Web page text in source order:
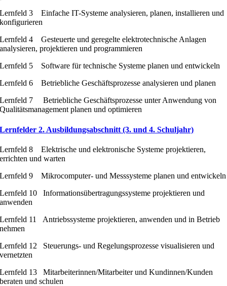
Lernfeld 3 Einfache IT-Systeme analysieren, planen, installieren und
konfigurieren
Lernfeld 4 Gesteuerte und geregelte elektrotechnische Anlagen
analysieren, projektieren und programmieren
Lernfeld 5 Software für technische Systeme planen und entwickeln
Lernfeld 6 Betriebliche Geschäftsprozesse analysieren und planen
Lernfeld 7 Betriebliche Geschäftsprozesse unter Anwendung von
Qualitätsmanagement planen und optimieren
Lernfelder 2. Ausbildungsabschnitt (3. und 4. Schuljahr)
Lernfeld 8 Elektrische und elektronische Systeme projektieren,
errichten und warten
Lernfeld 9 Mikrocomputer- und Messsysteme planen und entwickeln
Lernfeld 10 Informationsübertragungssysteme projektieren und
anwenden
Lernfeld 11 Antriebssysteme projektieren, anwenden und in Betrieb
nehmen
Lernfeld 12 Steuerungs- und Regelungsprozesse visualisieren und
vernetzten
Lernfeld 13 Mitarbeiterinnen/Mitarbeiter und Kundinnen/Kunden
beraten und schulen